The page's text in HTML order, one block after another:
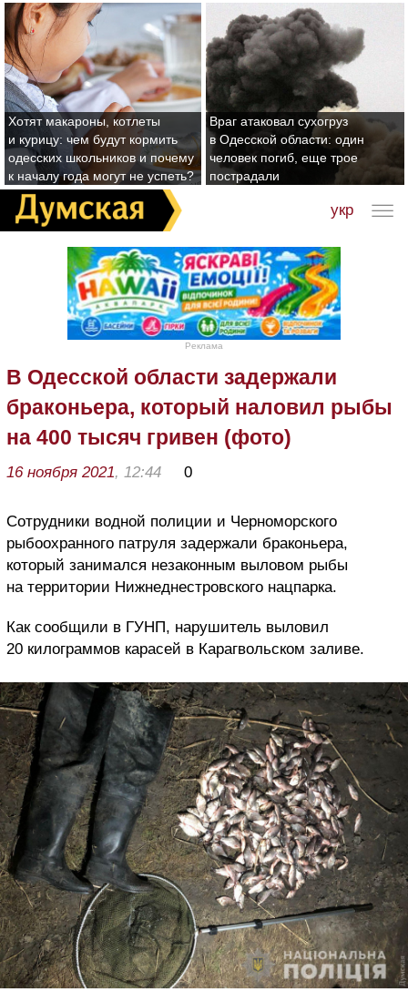
Хотят макароны, котлеты
и курицу: чем будут кормить
одесских школьников и почему
к началу года могут не успеть?
Враг атаковал сухогруз
в Одесской области: один
человек погиб, еще трое
пострадали
укр
Реклама
В Одесской области задержали
браконьера, который наловил рыбы
на 400 тысяч гривен (фото)
16 ноября 2021, 12:44 0
Сотрудники водной полиции и Черноморского
рыбоохранного патруля задержали браконьера,
который занимался незаконным выловом рыбы
на территории Нижнеднестровского нацпарка.
Как сообщили в ГУНП, нарушитель выловил
20 килограммов карасей в Карагвольском заливе.